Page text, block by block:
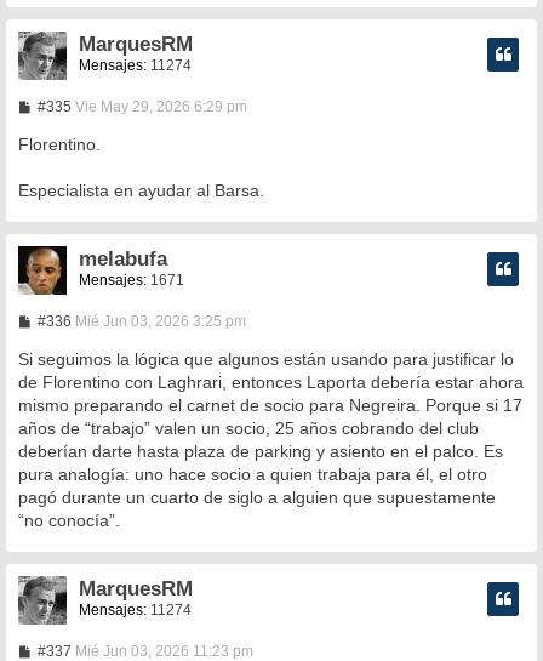
MarquesRM
Mensajes: 11274
#335M
n
s
j
Vie May 29, 2026 6:29 pm
Florentino.
Especialista en ayudar al Barsa.
melabufa
Mensajes: 1671
#336M
n
s
a
Mié Jun 03, 2026 3:25 pm
Si seguimos la lógica que algunos están usando para justificar lo
de Florentino con Laghrari, entonces Laporta debería estar ahora
mismo preparando el carnet de socio para Negreira. Porque si 17
años de “trabajo” valen un socio, 25 años cobrando del club
deberían darte hasta plaza de parking y asiento en el palco. Es
pura analogía: uno hace socio a quien trabaja para él, el otro
pagó durante un cuarto de siglo a alguien que supuestamente
“no conocía”.
MarquesRM
Mensajes: 11274
#337MMié Jun 03, 2026 11:23 pm